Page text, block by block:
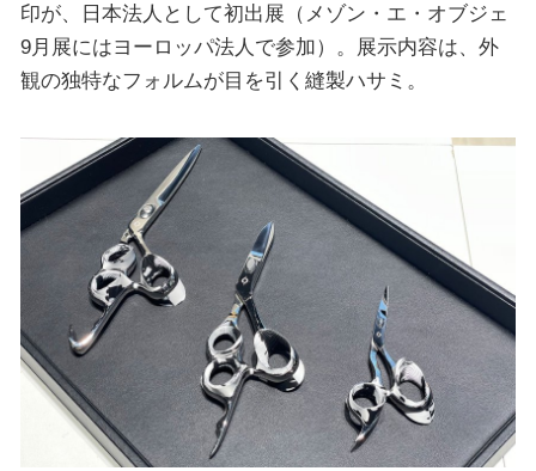
印が、日本法人として初出展（メゾン・エ・オブジェ
9月展にはヨーロッパ法人で参加）。展示内容は、外
観の独特なフォルムが目を引く縫製ハサミ。